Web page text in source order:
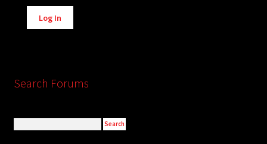
Alternative:
Log In
Search Forums